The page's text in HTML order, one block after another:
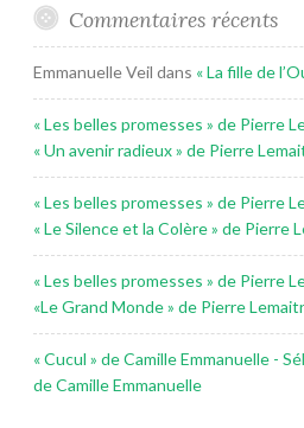
Commentaires récents
Emmanuelle Veil dans « La fille de
« Les belles promesses » de Pierre
« Un avenir radieux » de Pierre
« Les belles promesses » de Pierre
« Le Silence et la Colère » de Pierre
« Les belles promesses » de Pierre
«Le Grand Monde » de Pierre
« Cucul » de Camille Emmanuelle -
de Camille Emmanuelle